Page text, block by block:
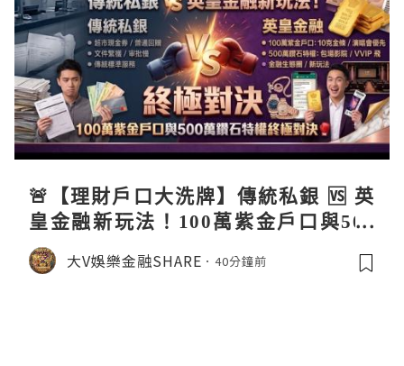
🚨【理財戶口大洗牌】傳統私銀 🆚 英
皇金融新玩法！100萬紫金戶口與500
萬鑽石特權終極對決 🥊銀行傳統迎新
🆚英皇生態圈特權
大V娛樂金融SHARE 40分鐘前